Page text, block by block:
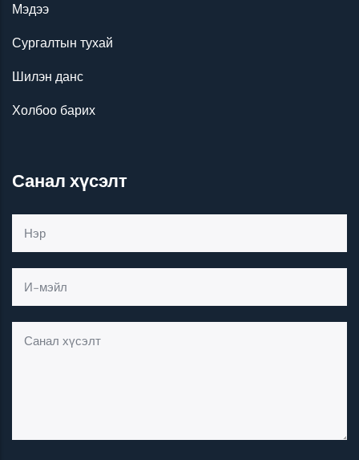
Мэдээ
Сургалтын тухай
Шилэн данс
Холбоо барих
Санал хүсэлт